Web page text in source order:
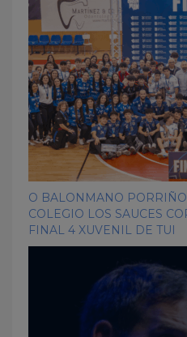
O BALONMANO
COLEGIO LOS SAUCES
FINAL 4 XUVENIL DE TUI